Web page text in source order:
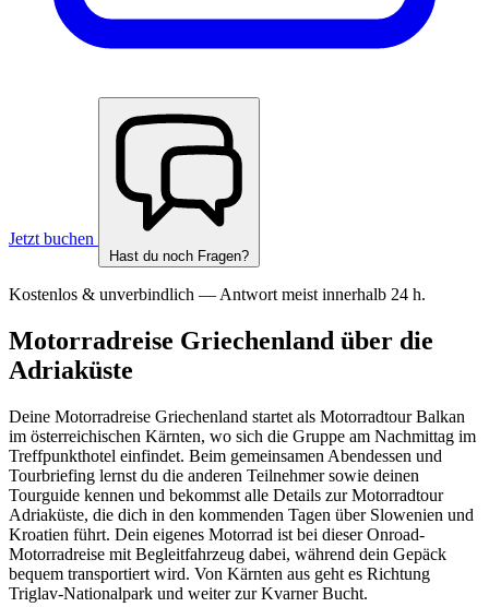
Jetzt buchen
Hast du noch Fragen?
Kostenlos & unverbindlich — Antwort meist innerhalb 24 h.
Motorradreise Griechenland über die
Adriaküste
Deine Motorradreise Griechenland startet als Motorradtour Balkan
im österreichischen Kärnten, wo sich die Gruppe am Nachmittag im
Treffpunkthotel einfindet. Beim gemeinsamen Abendessen und
Tourbriefing lernst du die anderen Teilnehmer sowie deinen
Tourguide kennen und bekommst alle Details zur Motorradtour
Adriaküste, die dich in den kommenden Tagen über Slowenien und
Kroatien führt. Dein eigenes Motorrad ist bei dieser Onroad-
Motorradreise mit Begleitfahrzeug dabei, während dein Gepäck
bequem transportiert wird. Von Kärnten aus geht es Richtung
Triglav-Nationalpark und weiter zur Kvarner Bucht.